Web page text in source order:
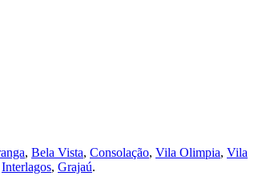
, Bela Vista, Consolação, Vila Olimpia, Vila
Interlagos, Grajaú.